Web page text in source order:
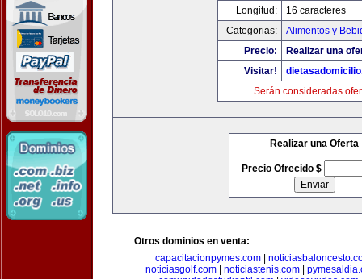
Longitud:
16 caracteres
Categorias:
Alimentos y
Precio:
Realizar una
Visitar!
Serán consideradas
Realizar una Oferta
Precio Ofrecido $
Otros dominios en venta:
capacitacionpymes.com|
noticiasgolf.com| noticiastenis.com|